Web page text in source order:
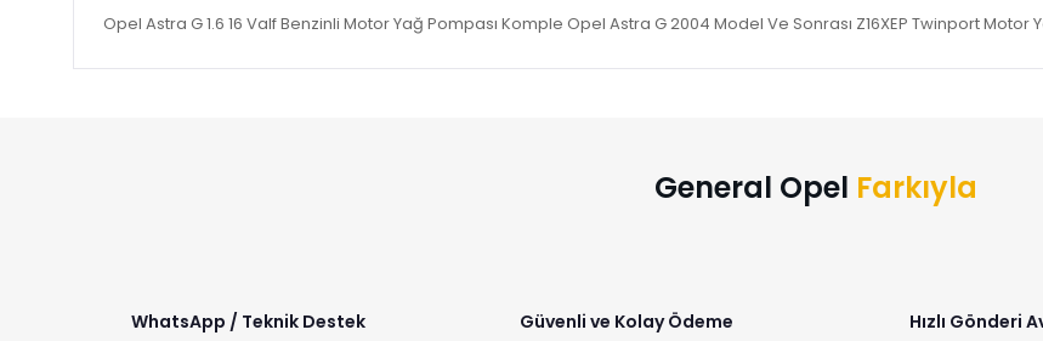
Opel Astra G 1.6 16 Valf Benzinli Motor Yağ Pompası Komple Opel Astra G 2004 Model Ve Sonrası Z16XEP Twinport Motor
General Opel Farkıyla
WhatsApp / Teknik Destek Güvenli ve Kolay Ödeme Hızlı Gönderi